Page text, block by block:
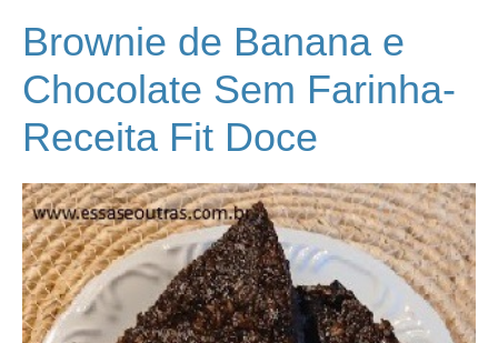
Brownie de Banana e
Chocolate Sem Farinha-
Receita Fit Doce